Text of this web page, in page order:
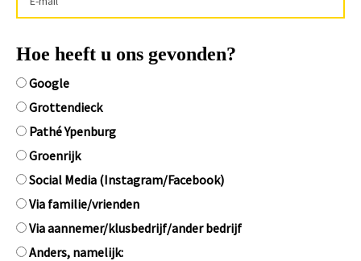
Hoe heeft u ons gevonden?
Google
Grottendieck
Pathé Ypenburg
Groenrijk
Social Media (Instagram/Facebook)
Via familie/vrienden
Via aannemer/klusbedrijf/ander bedrijf
Anders, namelijk: